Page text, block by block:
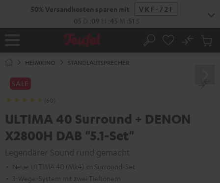
50% Versandkosten sparen mit
VKF-72F
05 D 09 H 45 M 50 S
Startseite Suche
No
HEIMKINO STANDLAUTSPRECHER
SALE
(60)
ULTIMA 40 Surround + DENON
X2800H DAB "5.1-Set"
Legendärer Sound rund gemacht
Neue ULTIMA 40 (Mk4) im Surround-Set
3-Wege-System mit zwei Tieftönern